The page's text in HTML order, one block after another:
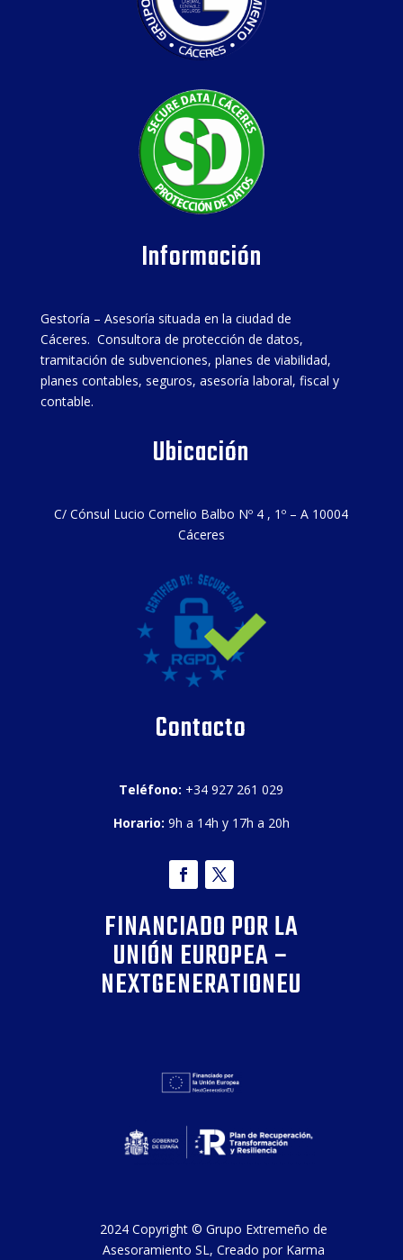
Información
Gestoría – Asesoría situada en la ciudad de
Cáceres. Consultora de protección de datos,
tramitación de subvenciones, planes de viabilidad,
planes contables, seguros, asesoría laboral, fiscal y
contable.
Ubicación
C/ Cónsul Lucio Cornelio Balbo Nº 4 , 1º – A 10004
Cáceres
Contacto
Teléfono: +34 927 261 029
Horario: 9h a 14h y 17h a 20h
FINANCIADO POR LA
UNIÓN EUROPEA –
NEXTGENERATIONEU
2024 Copyright © Grupo Extremeño de
Asesoramiento SL, Creado por Karma